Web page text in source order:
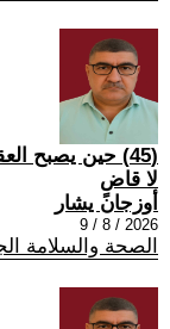
(45) حين يصبح
لا قاضٍ
أوزجان يشار
2026 / 8 / 9
الصحة والسلامة